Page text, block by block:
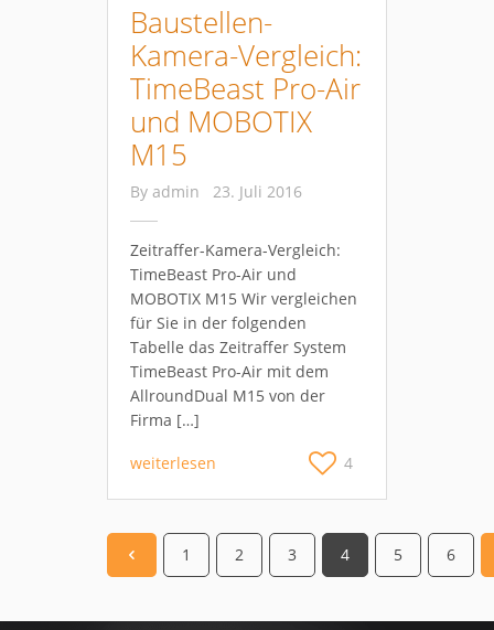
Baustellen-
Kamera-Vergleich:
TimeBeast Pro-Air
und MOBOTIX
M15
By admin 23. Juli 2016
Zeitraffer-Kamera-Vergleich:
TimeBeast Pro-Air und
MOBOTIX M15 Wir vergleichen
für Sie in der folgenden
Tabelle das Zeitraffer System
TimeBeast Pro-Air mit dem
AllroundDual M15 von der
Firma […]
weiterlesen 4
1 2 3 4 5 6